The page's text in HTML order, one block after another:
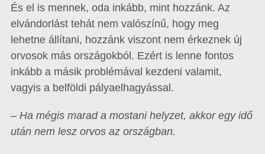
És el is mennek, oda inkább, mint hozzánk. Az
elvándorlást tehát nem valószínű, hogy meg
lehetne állítani, hozzánk viszont nem érkeznek új
orvosok más országokból. Ezért is lenne fontos
inkább a másik problémával kezdeni valamit,
vagyis a belföldi pályaelhagyással.
– Ha mégis marad a mostani helyzet, akkor egy idő
után nem lesz orvos az országban.